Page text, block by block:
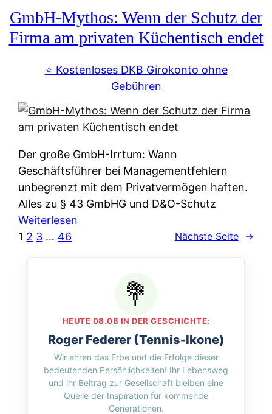
W
e
r
s
i
c
h
e
t
n
w
i
r
e
u
d
n
w
l
c
h
e
n
r
n
f
u
n
t
e
u
e
r
k
l
ä
u
&
O
n
l
GmbH-Mythos: Wenn der Schutz der
Firma am privaten Küchentisch endet
⭐️ Kostenloses DKB Girokonto ohne
Gebühren
Der große GmbH-Irrtum: Wann
Geschäftsführer bei Managementfehlern
unbegrenzt mit dem Privatvermögen haften.
Alles zu § 43 GmbHG und D&O-Schutz
Weiterlesen
M
y
h
o
s
1 2 3 … 46 Nächste Seite →
HEUTE 08.08 IN DER GESCHICHTE:
Roger Federer (Tennis-Ikone)
Wir ehren das Erbe und die Erfolge dieser
bedeutenden Persönlichkeiten! Ihr Lebensweg
und ihr Beitrag zur Gesellschaft bleiben eine
Quelle der Inspiration für kommende
Generationen.